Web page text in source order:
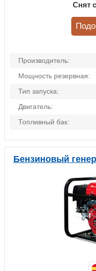
Производитель:
Мощность резервная:
Тип запуска:
Двигатель:
Топливный бак:
Снят
Бензиновый